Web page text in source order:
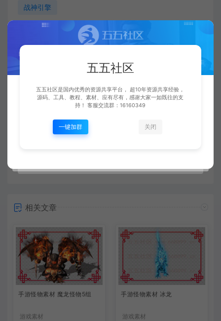
战神引擎
战神手游 10款 盾牌动态素材
下一篇：
相关文章
手游怪物素材 魔龙怪物5组
游戏素材
手游怪物素材 冰龙
游戏素材
五五社区
五五社区是国内优秀的资源共享平台， 超10年资源共享经验，
源码、工具、教程、素材、应有尽有，感谢大家一如既往的支
持！ 客服交流群：16160349
一键加群 关闭